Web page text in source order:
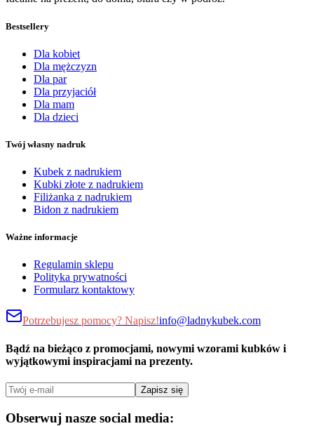
Bestsellery
Dla kobiet
Dla mężczyzn
Dla par
Dla przyjaciół
Dla mam
Dla dzieci
Twój własny nadruk
Kubek z nadrukiem
Kubki złote z nadrukiem
Filiżanka z nadrukiem
Bidon z nadrukiem
Ważne informacje
Regulamin sklepu
Polityka prywatności
Formularz kontaktowy
Potrzebujesz pomocy? Napisz!info@ladnykubek.com
Bądź na bieżąco z promocjami, nowymi wzorami kubków i
wyjątkowymi inspiracjami na prezenty.
Zapisz się
Obserwuj nasze social media: